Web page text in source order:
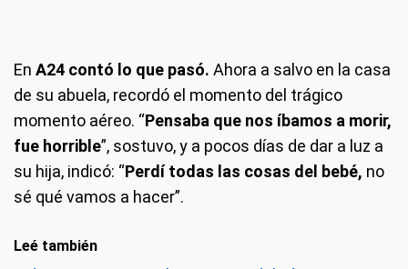
En A24 contó lo que pasó. Ahora a salvo en la casa
de su abuela, recordó el momento del trágico
momento aéreo. “Pensaba que nos íbamos a morir,
fue horrible”, sostuvo, y a pocos días de dar a luz a
su hija, indicó: “Perdí todas las cosas del bebé, no
sé qué vamos a hacer”.
Leé también